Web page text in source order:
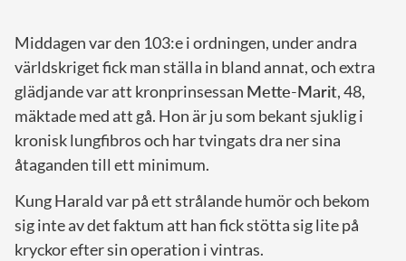
Middagen var den 103:e i ordningen, under andra
världskriget fick man ställa in bland annat, och extra
glädjande var att kronprinsessan Mette-Marit, 48,
mäktade med att gå. Hon är ju som bekant sjuklig i
kronisk lungfibros och har tvingats dra ner sina
åtaganden till ett minimum.
Kung Harald var på ett strålande humör och bekom
sig inte av det faktum att han fick stötta sig lite på
kryckor efter sin operation i vintras.